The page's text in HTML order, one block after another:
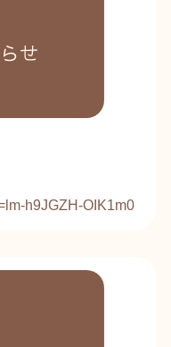
度、ご覧下さい!!
h9JGZH-OIK1m0